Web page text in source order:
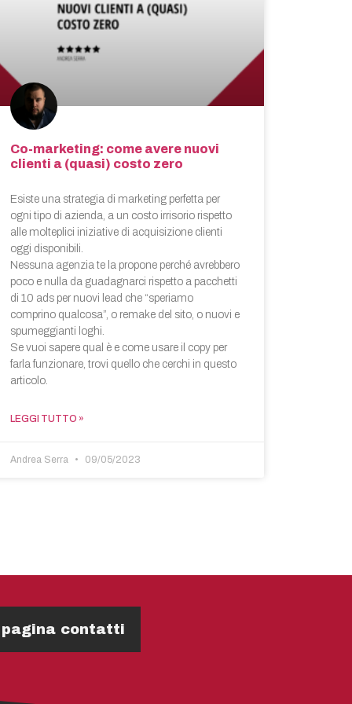
Co-marketing: come avere nuovi
clienti a (quasi) costo zero
Esiste una strategia di marketing perfetta per
ogni tipo di azienda, a un costo irrisorio rispetto
alle molteplici iniziative di acquisizione clienti
oggi disponibili.
Nessuna agenzia te la propone perché avrebbero
poco e nulla da guadagnarci rispetto a pacchetti
di 10 ads per nuovi lead che “speriamo
comprino qualcosa”, o remake del sito, o nuovi e
spumeggianti loghi.
Se vuoi sapere qual è e come usare il copy per
farla funzionare, trovi quello che cerchi in questo
articolo.
LEGGI TUTTO »
Andrea Serra 09/05/2023
contatti